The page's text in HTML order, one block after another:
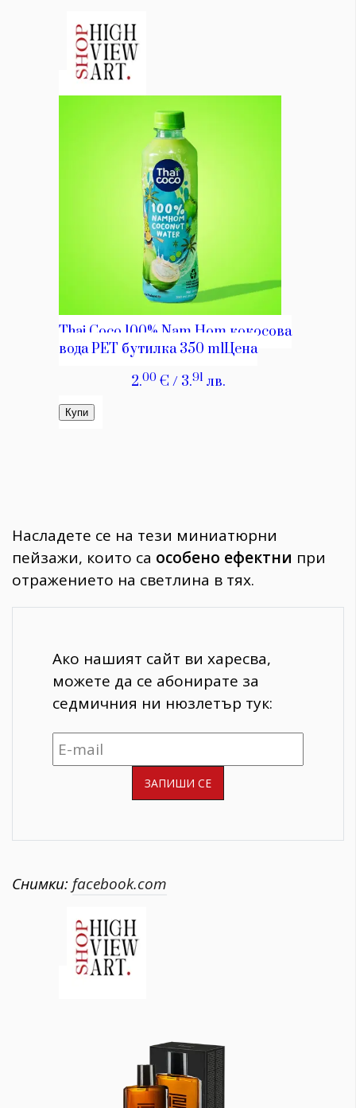
Насладете се на тези миниатюрни
пейзажи, които са особено ефектни при
отражението на светлина в тях.
Ако нашият сайт ви харесва,
можете да се абонирате за
седмичния ни нюзлетър тук:
Снимки: facebook.com